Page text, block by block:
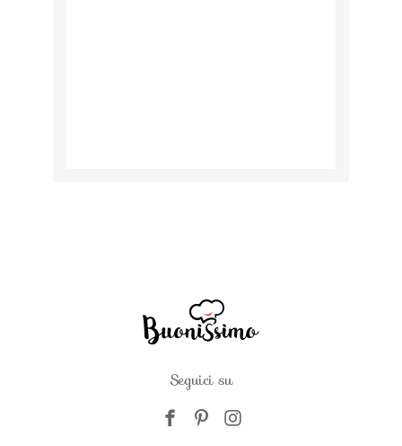
Seguici su